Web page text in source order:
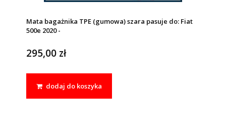
Mata bagażnika TPE (gumowa) szara pasuje do: Fiat
500e 2020 -
295,00 zł
dodaj do koszyka